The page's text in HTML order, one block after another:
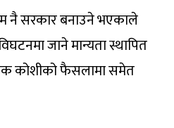
नै सरकार बनाउने भएकाले
जाने मान्यता स्थापित
कोशीको फैसलामा समेत